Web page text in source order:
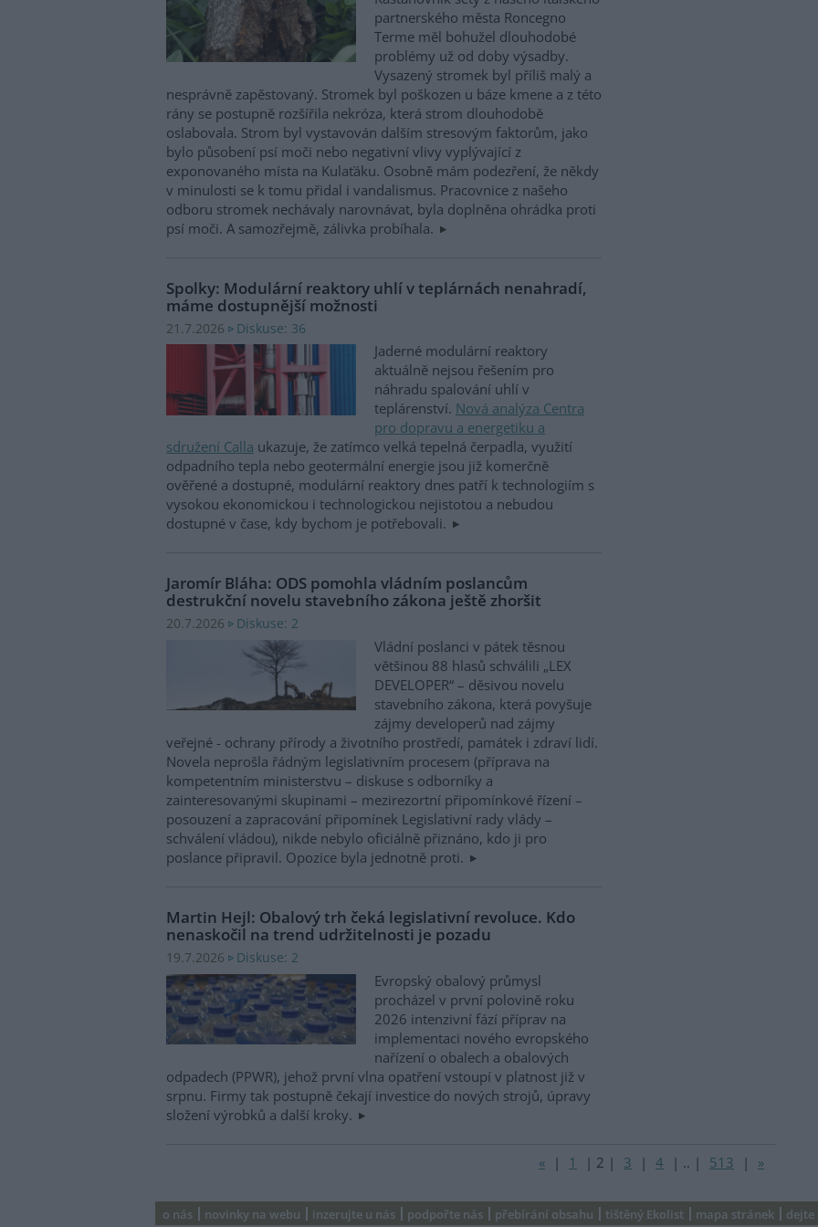
partnerského města Roncegno
Terme měl bohužel dlouhodobé
problémy už od doby výsadby.
Vysazený stromek byl příliš malý a
nesprávně zapěstovaný. Stromek byl poškozen u báze kmene a z této
rány se postupně rozšířila nekróza, která strom dlouhodobě
oslabovala. Strom byl vystavován dalším stresovým faktorům, jako
bylo působení psí moči nebo negativní vlivy vyplývající z
exponovaného místa na Kulaťáku. Osobně mám podezření, že někdy
v minulosti se k tomu přidal i vandalismus. Pracovnice z našeho
odboru stromek nechávaly narovnávat, byla doplněna ohrádka proti
psí moči. A samozřejmě, zálivka probíhala.
Spolky: Modulární reaktory uhlí v teplárnách nenahradí,
máme dostupnější možnosti
21.7.2026 Diskuse: 36
Jaderné modulární reaktory
aktuálně nejsou řešením pro
náhradu spalování uhlí v
teplárenství. Nová analýza Centra
pro dopravu a energetiku a
sdružení Calla ukazuje, že zatímco velká tepelná čerpadla, využití
odpadního tepla nebo geotermální energie jsou již komerčně
ověřené a dostupné, modulární reaktory dnes patří k technologiím s
vysokou ekonomickou i technologickou nejistotou a nebudou
dostupné v čase, kdy bychom je potřebovali.
Jaromír Bláha: ODS pomohla vládním poslancům
destrukční novelu stavebního zákona ještě zhoršit
20.7.2026 Diskuse: 2
Vládní poslanci v pátek těsnou
většinou 88 hlasů schválili „LEX
DEVELOPER“ – děsivou novelu
stavebního zákona, která povyšuje
zájmy developerů nad zájmy
veřejné - ochrany přírody a životního prostředí, památek i zdraví lidí.
Novela neprošla řádným legislativním procesem (příprava na
kompetentním ministerstvu – diskuse s odborníky a
zainteresovanými skupinami – mezirezortní připomínkové řízení –
posouzení a zapracování připomínek Legislativní rady vlády –
schválení vládou), nikde nebylo oficiálně přiznáno, kdo ji pro
poslance připravil. Opozice byla jednotně proti.
Martin Hejl: Obalový trh čeká legislativní revoluce. Kdo
nenaskočil na trend udržitelnosti je pozadu
19.7.2026 Diskuse: 2
Evropský obalový průmysl
procházel v první polovině roku
2026 intenzivní fází příprav na
implementaci nového evropského
nařízení o obalech a obalových
odpadech (PPWR), jehož první vlna opatření vstoupí v platnost již v
srpnu. Firmy tak postupně čekají investice do nových strojů, úpravy
složení výrobků a další kroky.
« | 1 | 2 | 3 | 4 | .. | 513 | »
o nás novinky na webu inzerujte u nás podpořte nás přebírání obsahu tištěný Ekolist mapa stránek dejte